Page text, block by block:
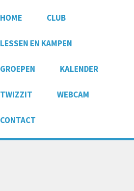
HOME CLUB
LESSEN EN KAMPEN
GROEPEN KALENDER
TWIZZIT WEBCAM
CONTACT